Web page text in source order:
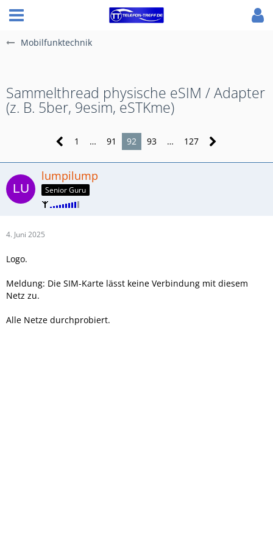
Mobilfunktechnik
Sammelthread physische eSIM / Adapter
(z. B. 5ber, 9esim, eSTKme)
1 … 91 92 93 … 127
lumpilump
Senior Guru
4. Juni 2025
Logo.
Meldung: Die SIM-Karte lässt keine Verbindung mit diesem
Netz zu.
Alle Netze durchprobiert.